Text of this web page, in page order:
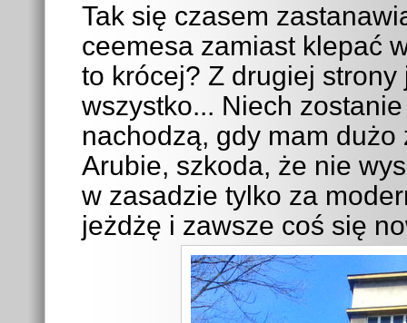
Tak się czasem
ceemesa zamiast klepać
to krócej? Z drugiej strony
wszystko... Niech
nachodzą, gdy mam dużo
Arubie, szkoda, że nie
w zasadzie tylko za
jeżdżę i zawsze coś się